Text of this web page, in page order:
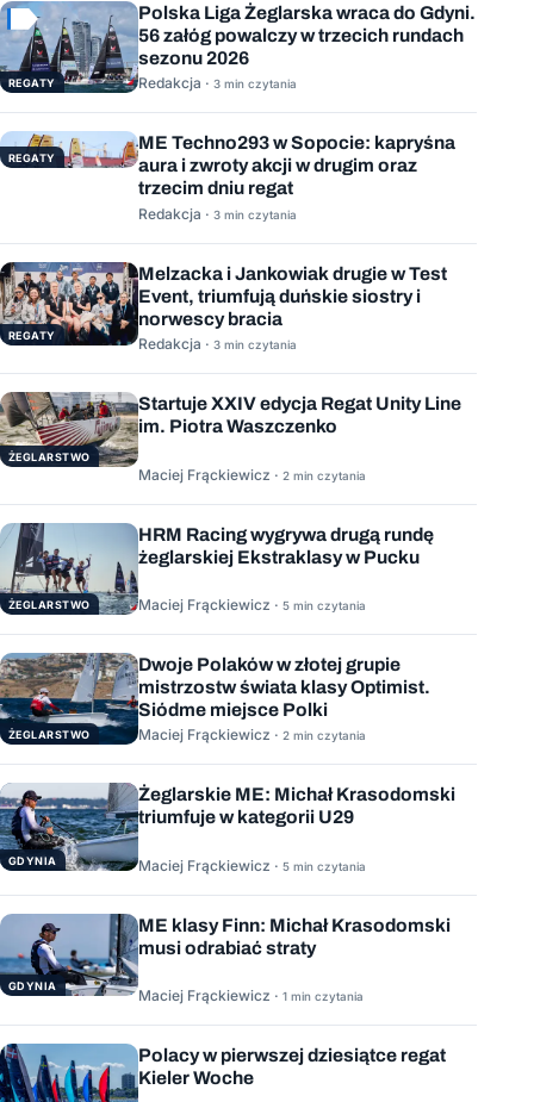
REGATY
Polska Liga Żeglarska wraca do Gdyni.
56 załóg powalczy w trzecich rundach
sezonu 2026
Redakcja · 3 min czytania
REGATY
ME Techno293 w Sopocie: kapryśna
aura i zwroty akcji w drugim oraz
trzecim dniu regat
Redakcja · 3 min czytania
REGATY
Melzacka i Jankowiak drugie w Test
Event, triumfują duńskie siostry i
norwescy bracia
Redakcja · 3 min czytania
ŻEGLARSTWO
Startuje XXIV edycja Regat Unity Line
im. Piotra Waszczenko
Maciej Frąckiewicz · 2 min czytania
ŻEGLARSTWO
HRM Racing wygrywa drugą rundę
żeglarskiej Ekstraklasy w Pucku
Maciej Frąckiewicz · 5 min czytania
ŻEGLARSTWO
Dwoje Polaków w złotej grupie
mistrzostw świata klasy Optimist.
Siódme miejsce Polki
Maciej Frąckiewicz · 2 min czytania
GDYNIA
Żeglarskie ME: Michał Krasodomski
triumfuje w kategorii U29
Maciej Frąckiewicz · 5 min czytania
GDYNIA
ME klasy Finn: Michał Krasodomski
musi odrabiać straty
Maciej Frąckiewicz · 1 min czytania
Polacy w pierwszej dziesiątce regat
Kieler Woche